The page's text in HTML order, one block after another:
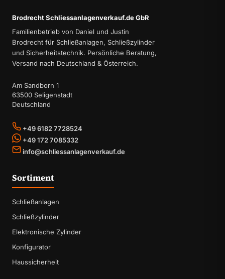
Brodrecht Schliessanlagenverkauf.de GbR
Familienbetrieb von Daniel und Justin
Brodrecht für Schließanlagen, Schließzylinder
und Sicherheitstechnik. Persönliche Beratung,
Versand nach Deutschland & Österreich.
Am Sandborn 1
63500 Seligenstadt
Deutschland
+49 6182 7728524
+49 172 7085332
info@schliessanlagenverkauf.de
Sortiment
Schließanlagen
Schließzylinder
Elektronische Zylinder
Konfigurator
Haussicherheit